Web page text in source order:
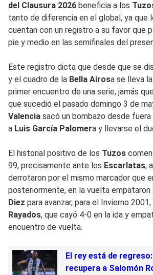
del Clausura 2026 beneficia a los
tanto de diferencia en el global, ya que
cuentan con un registro a su favor que
pie y medio en las semifinales del
Este registro dicta que desde que se
y el cuadro de la Bella Airosa se lleva
primer encuentro de una serie, jamás
que sucedió el pasado domingo 3 de
Valencia sacó un bombazo desde
a Luis García Palomera y llevarse el
El historial positivo de los Tuzos
99, precisamente ante los Escarlatas,
derrotaron por el mismo marcador que
posteriormente, en la vuelta empataron
Diez para avanzar, para el Invierno
Rayados, que cayó 4-0 en la ida y
encuentro de vuelta.
El rey está de
recupera a Salomón